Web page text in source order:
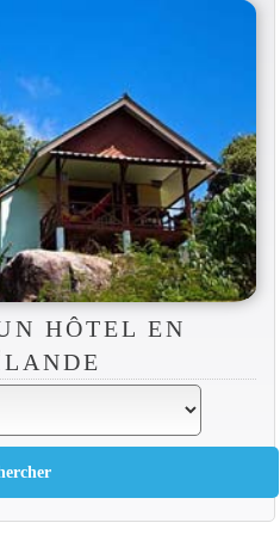
HÔTEL EN